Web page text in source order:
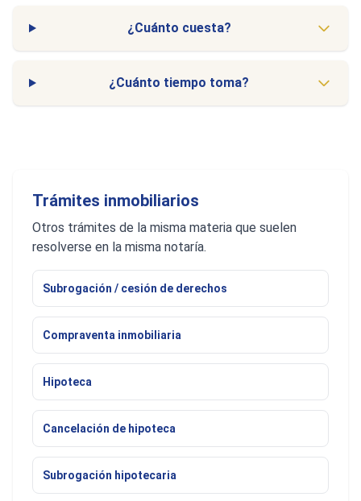
¿Cuánto cuesta?
¿Cuánto tiempo toma?
Trámites inmobiliarios
Otros trámites de la misma materia que suelen
resolverse en la misma notaría.
Subrogación / cesión de derechos
Compraventa inmobiliaria
Hipoteca
Cancelación de hipoteca
Subrogación hipotecaria